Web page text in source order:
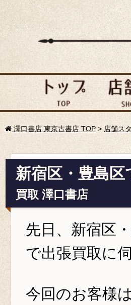
澤口書店 東京古書店 TOP > 店舗ス
新宿区・豊島
買取 澤口書店
先日、新宿区
で出張買取に
今回のお客様